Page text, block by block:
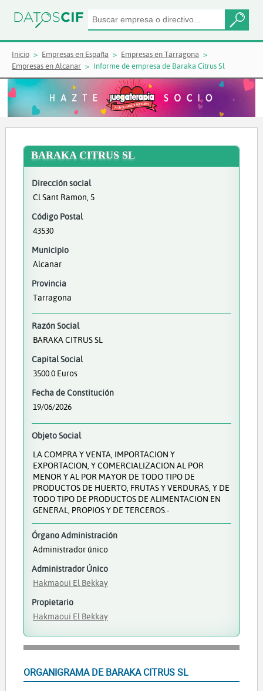
Inicio Empresas en España
Empresas en Tarragona
Empresas en Alcanar
Informe de empresa de Baraka Citrus Sl
BARAKA CITRUS SL
Dirección social
Cl Sant Ramon, 5
Código Postal
43530
Municipio
Alcanar
Provincia
Tarragona
Razón Social
BARAKA CITRUS SL
Capital Social
3500.0 Euros
Fecha de Constitución
19/06/2026
Objeto Social
LA COMPRA Y VENTA, IMPORTACION Y
EXPORTACION, Y COMERCIALIZACION AL POR
MENOR Y AL POR MAYOR DE TODO TIPO DE
PRODUCTOS DE HUERTO, FRUTAS Y VERDURAS, Y DE
TODO TIPO DE PRODUCTOS DE ALIMENTACION EN
GENERAL, PROPIOS Y DE TERCEROS.-
Órgano Administración
Administrador único
Administrador Único
Hakmaoui El Bekkay
Propietario
Hakmaoui El Bekkay
ORGANIGRAMA DE BARAKA CITRUS SL